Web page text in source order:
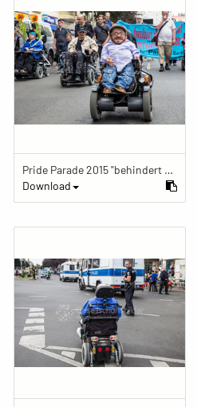
Pride Parade 2015 "behindert und verrückt feiern"
Download